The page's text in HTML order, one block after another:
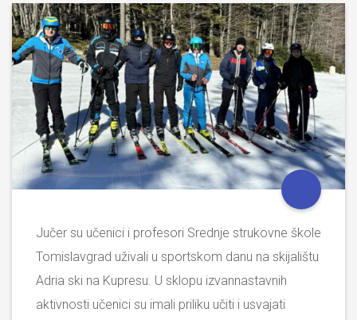
Jučer su učenici i profesori Srednje strukovne škole
Tomislavgrad uživali u sportskom danu na skijalištu
Adria ski na Kupresu. U sklopu izvannastavnih
aktivnosti učenici su imali priliku učiti i usvajati